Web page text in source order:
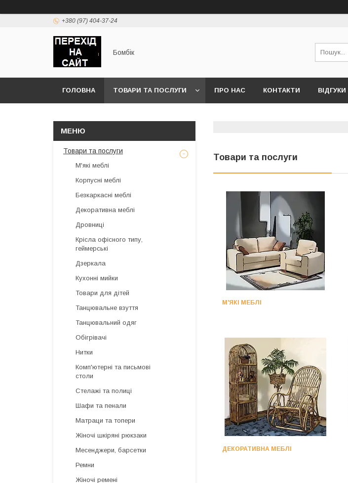
+380 (97) 404-37-24
Бомбік
ГОЛОВНА ТОВАРИ ТА ПОСЛУГИ ПРО НАС КОНТАКТИ ВІДГУКИ
Товари та послуги
М'ЯКІ МЕБЛІ
ДЕКОРАТИВНА МЕБЛІ
Товари та послуги
М'які меблі
Корпусні меблі
Безкаркасні меблі
Декоративна меблі
Дровниці
Крісла офісного типу,
геймерські
Дзеркала
Кухонні мийки
Товари для дітей
Танцювальне взуття
Танцювальний одяг
Обігрівачі
Нитки
Комп'ютерні та письмові
столи
Стелажі та полиці
Шафи та пенали
Матраци та топери
Жіночі шкіряні рюкзаки
Месенджери, барсетки
Ремни
Жіночі ремені